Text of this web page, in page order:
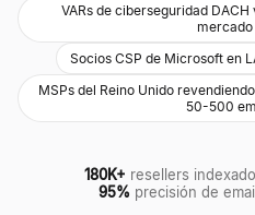
VARs de ciberseguridad
Socios CSP de Microsoft en
MSPs del Reino Unido
50-500
180K+ resellers
95% precisión de email